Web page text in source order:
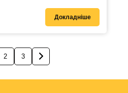
Докладніше
2 3